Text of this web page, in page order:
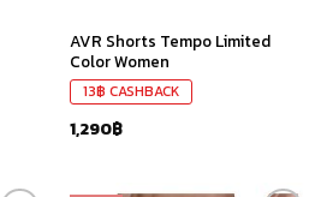
AVR Shorts Tempo Limited
Color Women
13฿ CASHBACK
1,290฿